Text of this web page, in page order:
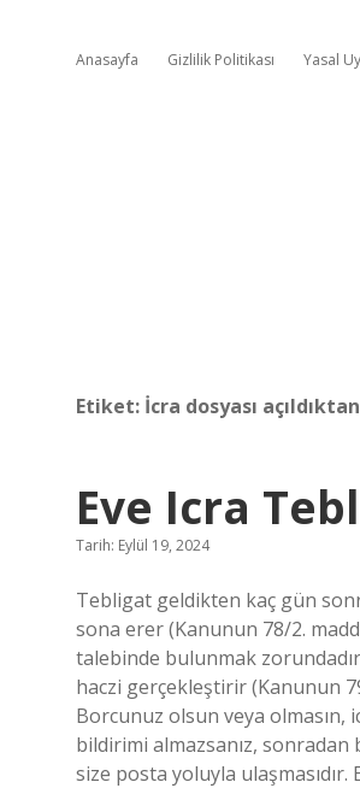
Anasayfa Gizlilik Politikası Yasal
Etiket: İcra dosyası
Eve Icra
Tarih: Eylül 19, 2024
Tebligat geldikten kaç gün
sona erer (Kanunun 78/2.
talebinde bulunmak
haczi gerçekleştirir (Kanunun
Borcunuz olsun veya
bildirimi almazsanız,
size posta yoluyla